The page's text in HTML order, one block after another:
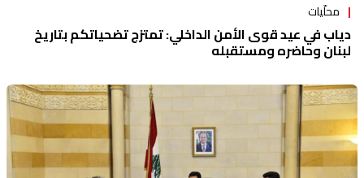
محلّيات
دياب في عيد قوى الأمن الداخلي: تمتزج تضحياتكم بتاريخ
لبنان وحاضره ومستقبله